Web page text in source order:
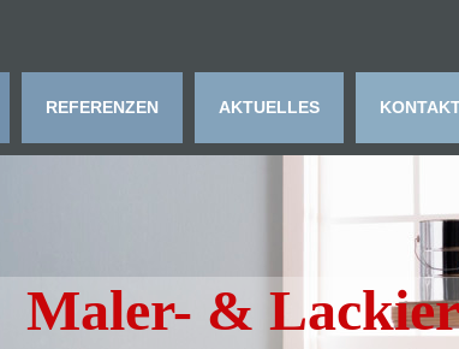
REFERENZEN AKTUELLES
Maler- &